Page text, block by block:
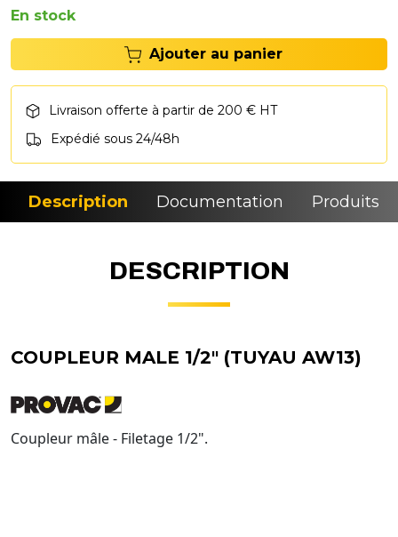
En stock
Ajouter au panier
Livraison offerte à partir de 200 € HT
Expédié sous 24/48h
Description Documentation Produits
DESCRIPTION
COUPLEUR MALE 1/2" (TUYAU AW13)
Coupleur mâle - Filetage 1/2".